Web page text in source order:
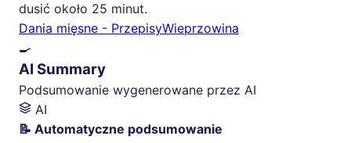
dusić około 25 minut.
Dania mięsne - PrzepisyWieprzowina
🍳
AI Summary
Podsumowanie wygenerowane przez AI
AI
📝 Automatyczne podsumowanie